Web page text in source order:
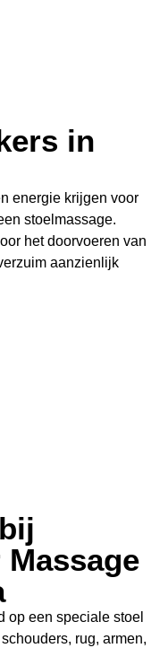
in
energie krijgen voor
stoelmassage.
het doorvoeren van
aanzienlijk
op een speciale stoel
rug, armen,